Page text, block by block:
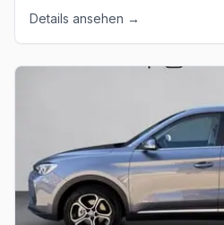
Details ansehen →